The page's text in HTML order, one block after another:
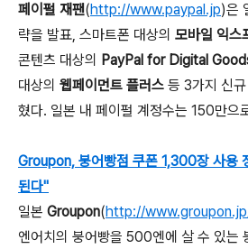
페이펄 재팬(http://www.paypal.jp)은
략을 발표, 스마트폰 대상의 모바일 익스
콘텐츠 대상의
PayPal for Digital
대상의 웹페이먼트 플러스 등 3가지 신
혔다. 일본 내 페이펄 계정수는 150만으
Groupon, 붕어빵점 쿠폰 1,300장 사용
된다"
일본 Groupon(http://
엔어치의 붕어빵을 500엔에 살 수 있는